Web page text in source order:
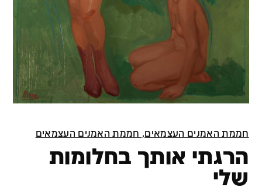
חממת האמנים העצמאים, חממת האמנים העצמאים
הרגתי אותך בחלומות
שלי